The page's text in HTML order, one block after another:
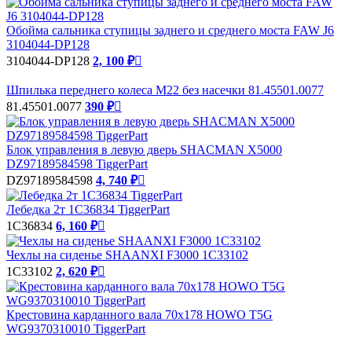
Обойма сальника ступицы заднего и среднего моста FAW J6
3104044-DP128
3104044-DP128 2, 100 ₽
Шпилька переднего колеса M22 без насечки 81.45501.0077
81.45501.0077 390 ₽
Блок управления в левую дверь SHACMAN X5000
DZ97189584598 TiggerPart
DZ97189584598 4, 740 ₽
Лебедка 2т 1C36834 TiggerPart
1C36834 6, 160 ₽
Чехлы на сиденье SHAANXI F3000 1C33102
1C33102 2, 620 ₽
Крестовина карданного вала 70х178 HOWO T5G
WG9370310010 TiggerPart